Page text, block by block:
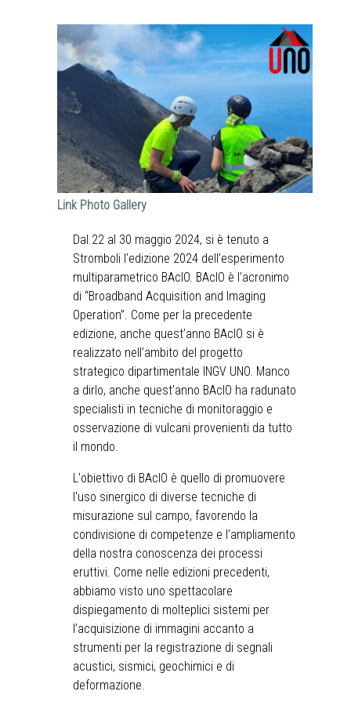
Link Photo Gallery
Dal 22 al 30 maggio 2024, si è tenuto a
Stromboli l’edizione 2024 dell’esperimento
multiparametrico BAcIO. BAcIO è l’acronimo
di “Broadband Acquisition and Imaging
Operation”. Come per la precedente
edizione, anche quest’anno BAcIO si è
realizzato nell’ambito del progetto
strategico dipartimentale INGV UNO. Manco
a dirlo, anche quest’anno BAcIO ha radunato
specialisti in tecniche di monitoraggio e
osservazione di vulcani provenienti da tutto
il mondo.
L'obiettivo di BAcIO è quello di promuovere
l'uso sinergico di diverse tecniche di
misurazione sul campo, favorendo la
condivisione di competenze e l’ampliamento
della nostra conoscenza dei processi
eruttivi. Come nelle edizioni precedenti,
abbiamo visto uno spettacolare
dispiegamento di molteplici sistemi per
l’acquisizione di immagini accanto a
strumenti per la registrazione di segnali
acustici, sismici, geochimici e di
deformazione.